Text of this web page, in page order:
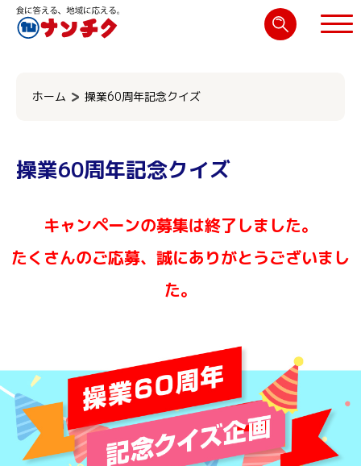
ホーム 操業60周年記念クイズ
操業60周年記念クイズ
キャンペーンの募集は終了しました。
たくさんのご応募、誠にありがとうございまし
た。